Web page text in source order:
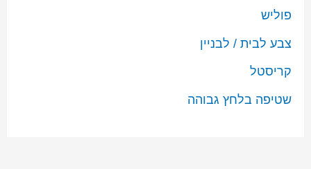
פוליש
צבע לבית / לבניין
קריסטל
שטיפה בלחץ גבוהה